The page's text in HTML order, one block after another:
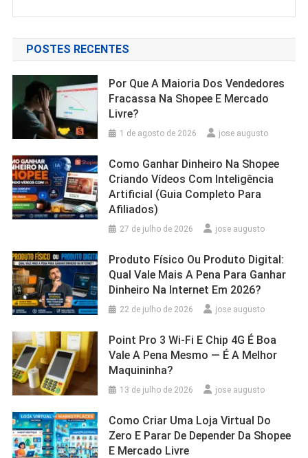
POSTES RECENTES
Por Que A Maioria Dos Vendedores
Fracassa Na Shopee E Mercado
Livre?
1 de agosto de 2026 jose augusto
Como Ganhar Dinheiro Na Shopee
Criando Vídeos Com Inteligência
Artificial (Guia Completo Para
Afiliados)
27 de julho de 2026 jose augusto
Produto Físico Ou Produto Digital:
Qual Vale Mais A Pena Para Ganhar
Dinheiro Na Internet Em 2026?
22 de julho de 2026 jose augusto
Point Pro 3 Wi‑Fi E Chip 4G É Boa
Vale A Pena Mesmo — É A Melhor
Maquininha?
13 de julho de 2026 jose augusto
Como Criar Uma Loja Virtual Do
Zero E Parar De Depender Da Shopee
E Mercado Livre